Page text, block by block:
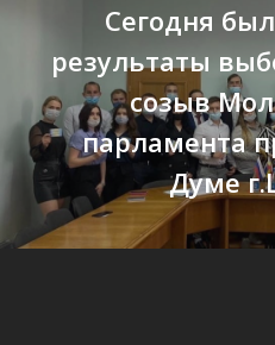
Сегодня
результаты
созыв
парламента
Думе